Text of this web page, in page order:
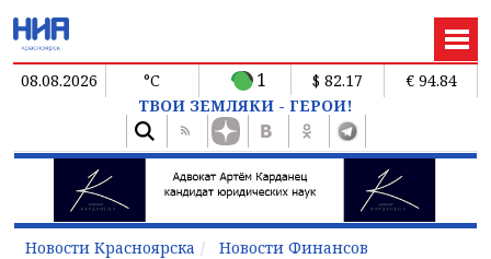
08.08.2026 °C 1 $ 82.17
€ 94.84
ТВОИ ЗЕМЛЯКИ - ГЕРОИ!
Новости Красноярска Новости Финансов